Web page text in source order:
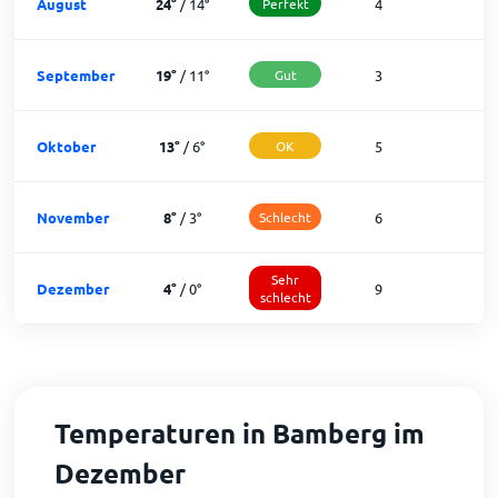
September 19°/11° Gut 3
Oktober 13° /6° OK 5
November 8°/3° Schlecht 6
Dezember 4°/0°
Sehr
schlecht
9
Temperaturen in Bamberg im
Dezember